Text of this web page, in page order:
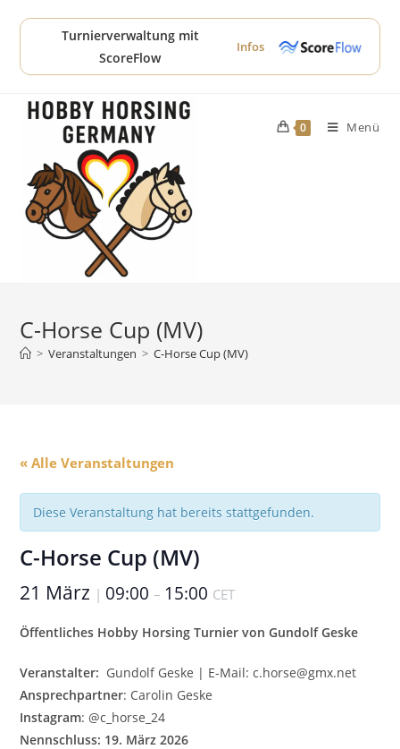
Inhalt
Turnierverwaltung mit
ScoreFlow
Infos
0 Menü
C-Horse Cup (MV)
> Veranstaltungen > C-Horse Cup (MV)
« Alle Veranstaltungen
Diese Veranstaltung hat bereits stattgefunden.
C-Horse Cup (MV)
21 März | 09:00– 15:00 CET
Öffentliches Hobby Horsing Turnier von Gundolf Geske
Veranstalter: Gundolf Geske | E-Mail: c.horse@gmx.net
Ansprechpartner: Carolin Geske
Instagram: @c_horse_24
Nennschluss: 19. März 2026